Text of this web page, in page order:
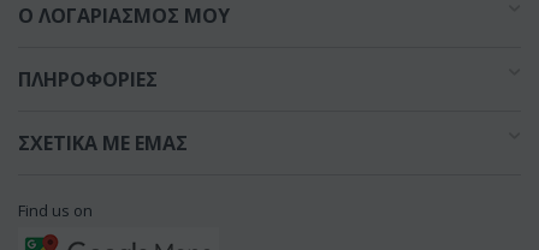
O ΛΟΓΑΡΙΑΣΜΌΣ ΜΟΥ
ΠΛΗΡΟΦΟΡΊΕΣ
ΣΧΕΤΙΚΆ ΜΕ ΕΜΆΣ
Find us on